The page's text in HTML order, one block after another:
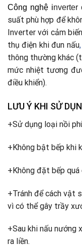
Công nghệ inverter
suất phù hợp để
Inverter với cảm
thụ điện khi đun nấu,
thông thường khác
mức nhiệt tương
điều khiển).
LƯU Ý KHI SỬ
+Sử dụng loại nồi
+Không bật bếp khi
+Không đặt bếp
+Tránh để cách vật
vì có thể gây trầy
+Sau khi nấu nướng
ra liền.